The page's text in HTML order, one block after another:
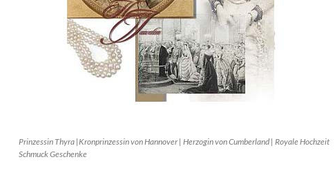
Prinzessin Thyra |Kronprinzessin von Hannover | Herzogin von Cumberland | Royale Hochzeit
Schmuck Geschenke